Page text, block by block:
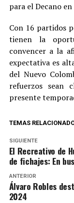
para el Decano
Con 16 partidos
tienen la
convencer a la
expectativa es
del Nuevo
refuerzos sean
presente
TEMAS
SIGUIENTE
El Recreativo de
de fichajes: En
ANTERIOR
Álvaro Robles
2024